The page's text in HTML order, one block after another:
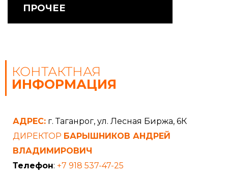
ПРОЧЕЕ
КОНТАКТНАЯ
ИНФОРМАЦИЯ
АДРЕС: г. Таганрог, ул. Лесная Биржа, 6К
ДИРЕКТОР БАРЫШНИКОВ АНДРЕЙ
ВЛАДИМИРОВИЧ
Телефон: +7 918 537-47-25